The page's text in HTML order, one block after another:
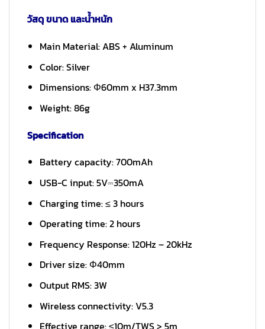
วัสดุ ขนาด และน้ำหนัก
Main Material: ABS + Aluminum
Color: Silver
Dimensions: Φ60mm x H37.3mm
Weight: 86g
Specification
Battery capacity: 700mAh
USB-C input: 5V⎓350mA
Charging time: ≤ 3 hours
Operating time: 2 hours
Frequency Response: 120Hz – 20kHz
Driver size: Φ40mm
Output RMS: 3W
Wireless connectivity: V5.3
Effective range: ≤10m/TWS > 5m